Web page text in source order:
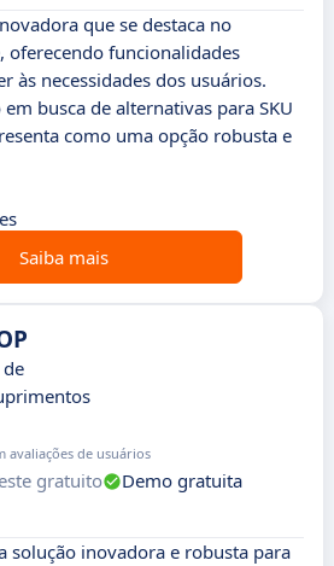
que se destaca no
oferecendo funcionalidades
às necessidades dos usuários.
busca de alternativas para SKU
como uma opção robusta e
Saiba mais
avaliações de usuários
gratuito
Demo gratuita
solução inovadora e robusta para